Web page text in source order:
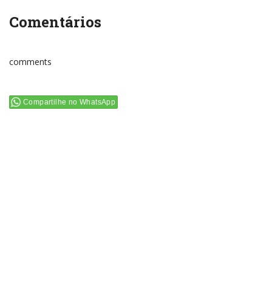
Comentários
comments
Compartilhe no WhatsApp